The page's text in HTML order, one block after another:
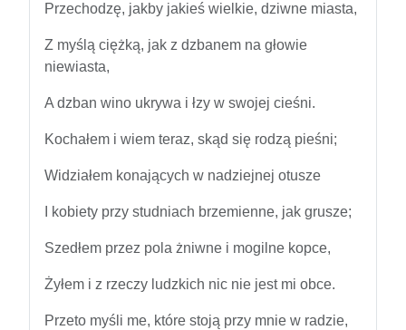
Przechodzę, jakby jakieś wielkie, dziwne miasta,
Z myślą ciężką, jak z dzbanem na głowie
niewiasta,
A dzban wino ukrywa i łzy w swojej cieśni.
Kochałem i wiem teraz, skąd się rodzą pieśni;
Widziałem konających w nadziejnej otusze
I kobiety przy studniach brzemienne, jak grusze;
Szedłem przez pola żniwne i mogilne kopce,
Żyłem i z rzeczy ludzkich nic nie jest mi obce.
Przeto myśli me, które stoją przy mnie w radzie,